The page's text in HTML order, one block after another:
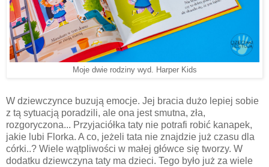
Moje dwie rodziny wyd. Harper Kids
W dziewczynce buzują emocje. Jej bracia dużo lepiej sobie
z tą sytuacją poradzili, ale ona jest smutna, zła,
rozgoryczona... Przyjaciółka taty nie potrafi robić kanapek,
jakie lubi Florka. A co, jeżeli tata nie znajdzie już czasu dla
córki..? Wiele wątpliwości w małej główce się tworzy. W
dodatku dziewczyna taty ma dzieci. Tego było już za wiele